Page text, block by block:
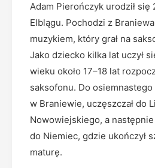
Adam Pierończyk urodził się
Elblągu. Pochodzi z
muzykiem, który grał na
Jako dziecko kilka lat uczył
wieku około 17–18 lat
saksofonu. Do osiemnastego
w Braniewie, uczęszczał do
Nowowiejskiego, a
do Niemiec, gdzie ukończył
maturę.